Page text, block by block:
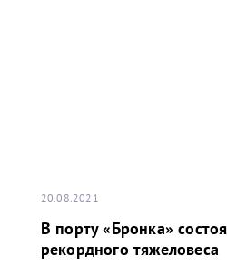
20.08.2021
В порту «Бронка»
рекордного тяжеловеса